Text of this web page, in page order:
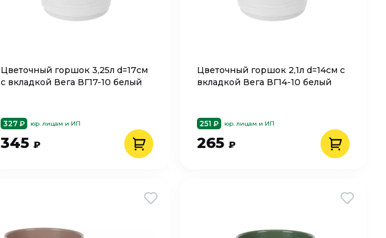
Цветочный горшок 3,25л d=17см
с вкладкой Вега ВГ17-10 белый
327 ₽ юр. лицам и ИП
345 ₽
Цветочный горшок 2,1л d=14см с
вкладкой Вега ВГ14-10 белый
251 ₽ юр. лицам и ИП
265 ₽